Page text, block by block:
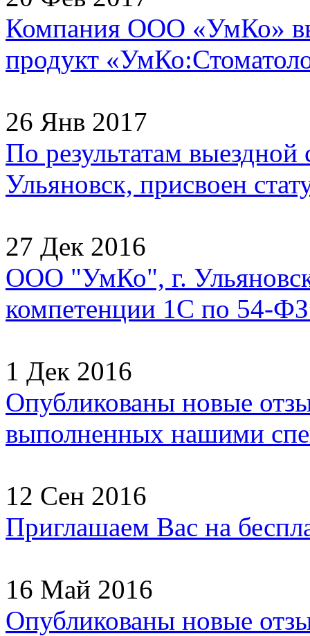
Компания ООО «УмКо»
продукт
26 Янв 2017
По результатам
Ульяновск, присвоен
27 Дек 2016
ООО "УмКо", г.
компетенции 1С по 54-
1 Дек 2016
Опубликованы новые
выполненных нашими
12 Сен 2016
Приглашаем Вас на
16 Май 2016
Опубликованы новые